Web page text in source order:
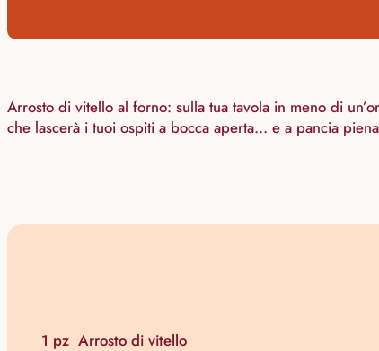
Arrosto di vitello al forno: sulla tua tavola in meno di
che lascerà i tuoi ospiti a bocca aperta… e a pancia
1 pz Arrosto di vitello